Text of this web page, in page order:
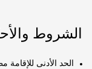
الشروط
الحد الأدنى